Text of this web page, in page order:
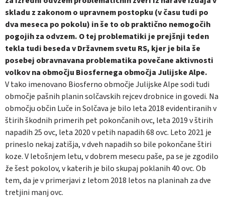
skladu z zakonom o upravnem postopku (v času tudi po
dva meseca po pokolu) in še to ob praktično nemogočih
pogojih za odvzem. O tej problematiki je prejšnji teden
tekla tudi beseda v Državnem svetu RS, kjer je bila še
posebej obravnavana problematika povečane aktivnosti
volkov na območju Biosfernega območja Julijske Alpe.
V tako imenovano Biosferno območje Julijske Alpe sodi tudi
območje pašnih planin solčavskih rejcev drobnice in govedi. Na
območju občin Luče in Solčava je bilo leta 2018 evidentiranih v
štirih škodnih primerih pet pokončanih ovc, leta 2019 v štirih
napadih 25 ovc, leta 2020 v petih napadih 68 ovc. Leto 2021 je
prineslo nekaj zatišja, v dveh napadih so bile pokončane štiri
koze. V letošnjem letu, v dobrem mesecu paše, pa se je zgodilo
že šest pokolov, v katerih je bilo skupaj poklanih 40 ovc. Ob
tem, da je v primerjavi z letom 2018 letos na planinah za dve
tretjini manj ovc.